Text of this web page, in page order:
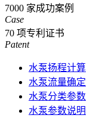
7000 家成功案例
Case
70 项专利证书
Patent
水泵扬程计算
水泵流量确定
水泵分类参数
水泵参数说明